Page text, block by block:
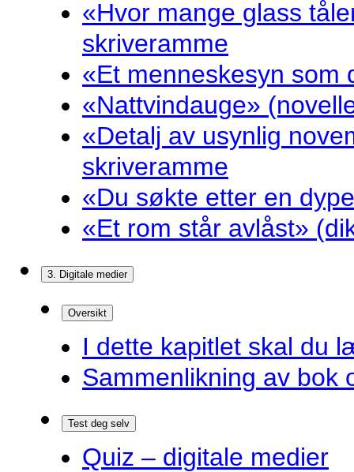
«Hvor mange glass
skriveramme
«Et menneskesyn som
«Nattvindauge»
«Detalj av usynlig
skriveramme
«Du søkte etter en
«Et rom står avlåst»
3. Digitale medier
Oversikt
I dette kapitlet skal du
Sammenlikning av bok
Test deg selv
Quiz – digitale medier